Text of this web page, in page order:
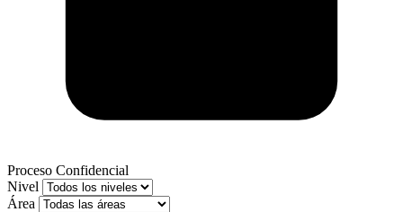
Proceso Confidencial
Nivel
Área